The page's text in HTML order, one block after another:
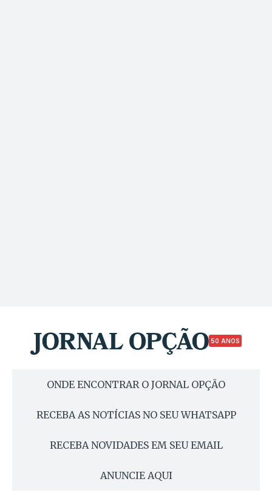
50 ANOS
ONDE ENCONTRAR O JORNAL OPÇÃO
RECEBA AS NOTÍCIAS NO SEU WHATSAPP
RECEBA NOVIDADES EM SEU EMAIL
ANUNCIE AQUI